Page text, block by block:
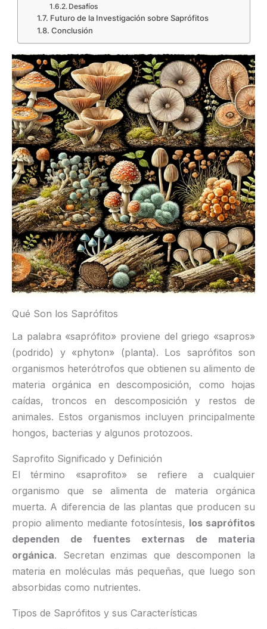
Desafíos
Futuro de la Investigación sobre Saprófitos
Conclusión
Qué Son los Saprófitos
La palabra «saprófito» proviene del griego «sapros»
(podrido) y «phyton» (planta). Los saprófitos son
organismos heterótrofos que obtienen su alimento de
materia orgánica en descomposición, como hojas
caídas, troncos en descomposición y restos de
animales. Estos organismos incluyen principalmente
hongos, bacterias y algunos protozoos.
Saprofito Significado y Definición
El término «saprofito» se refiere a cualquier
organismo que se alimenta de materia orgánica
muerta. A diferencia de las plantas que producen su
propio alimento mediante fotosíntesis, los saprófitos
dependen de fuentes externas de materia
orgánica. Secretan enzimas que descomponen la
materia en moléculas más pequeñas, que luego son
absorbidas como nutrientes.
Tipos de Saprófitos y sus Características